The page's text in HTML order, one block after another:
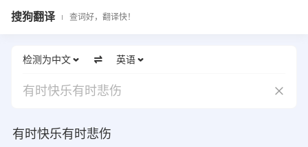
搜狗翻译 查词好，翻译快！
检测为中文 英语
有时快乐有时悲伤
有时快乐有时悲伤